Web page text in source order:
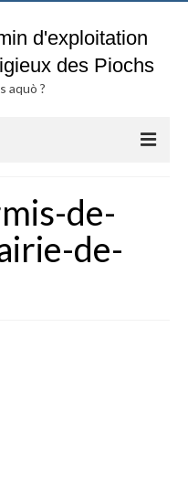
d'exploitation
des Piochs
aquò ?
du chemin
Piochs de A à Z
de propriété
de-
de-